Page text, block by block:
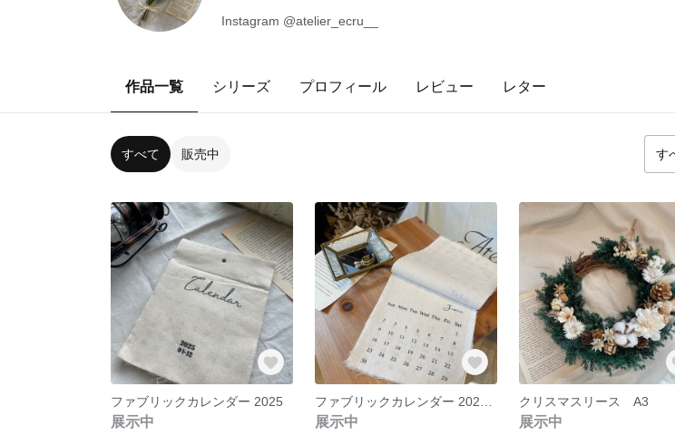
Instagram @atelier_ecru__
作品一覧 シリーズ プロフィール レビュー レター
すべて 販売中
ファブリックカレンダー 2025
展示中 展示中
クリスマスリース A3
展示中